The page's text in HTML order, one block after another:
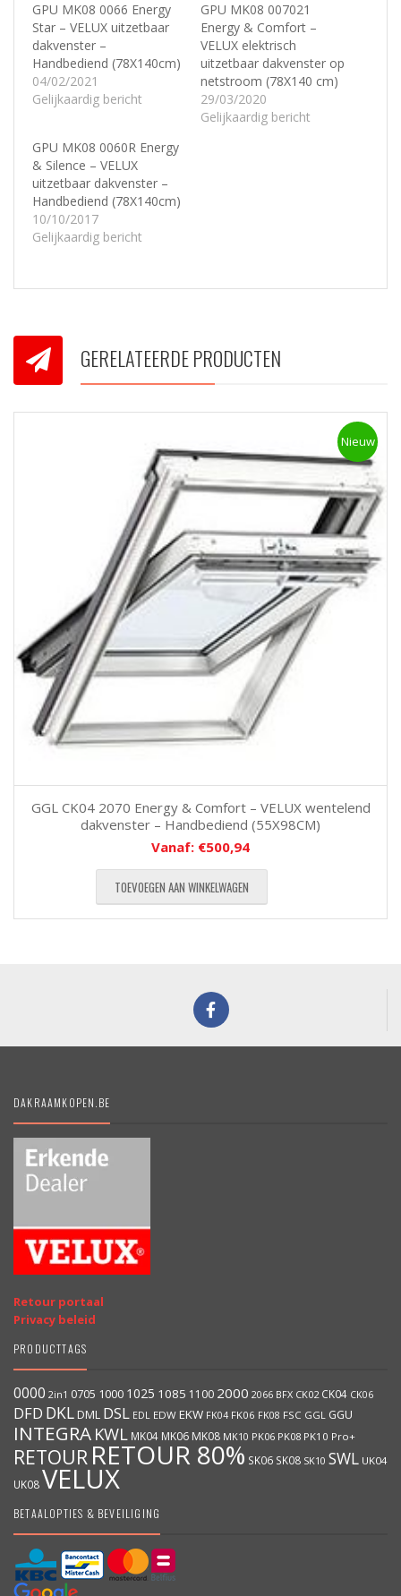
GPU MK08 0066 Energy
Star – VELUX uitzetbaar
dakvenster –
Handbediend (78X140cm)
04/02/2021
Gelijkaardig bericht
GPU MK08 007021
Energy & Comfort –
VELUX elektrisch
uitzetbaar dakvenster op
netstroom (78X140 cm)
29/03/2020
Gelijkaardig bericht
GPU MK08 0060R Energy
& Silence – VELUX
uitzetbaar dakvenster –
Handbediend (78X140cm)
10/10/2017
Gelijkaardig bericht
GERELATEERDE PRODUCTEN
Nieuw
GGL CK04 2070 Energy & Comfort – VELUX wentelend
dakvenster – Handbediend (55X98CM)
Vanaf: €500,94
TOEVOEGEN AAN WINKELWAGEN
DAKRAAMKOPEN.BE
Retour portaal
Privacy beleid
PRODUCTTAGS
0000 2in1 0705 1000 1025 1085 1100 2000 2066 BFX CK02 CK04 CK06
DFD DKL DML DSL EDL EDW EKW FK04 FK06 FK08 FSC GGL GGU
INTEGRA KWL MK04 MK06 MK08 MK10 PK06 PK08 PK10 Pro+
RETOUR RETOUR 80% SK06 SK08 SK10 SWL UK04
UK08VELUX
BETAALOPTIES & BEVEILIGING